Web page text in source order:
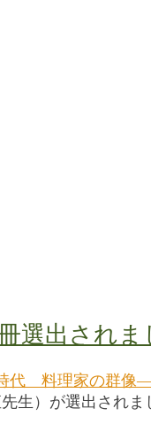
選出されま
代 料理家の群像
生）が選出されま